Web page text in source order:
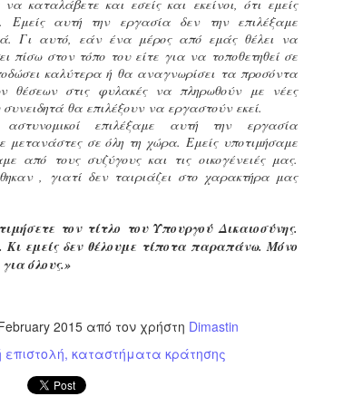
καταλάβετε και εσείς και εκείνοι, ότι εμείς
Εμείς αυτή την εργασία δεν την επιλέξαμε
Γι αυτό, εάν ένα μέρος από εμάς θέλει να
πίσω στον τόπο του είτε για να τοποθετηθεί σε
καλύτερα ή θα αναγνωρίσει τα προσόντα
θέσεων στις φυλακές να πληρωθούν με νέες
θα επιλέξουν να εργαστούν εκεί.
επιλέξαμε αυτή την εργασία
μετανάστες σε όλη τη χώρα. Εμείς υποτιμήσαμε
από τους συζύγους και τις οικογένειές μας.
, γιατί δεν ταιριάζει στο χαρακτήρα μας
τον τίτλο του Υπουργού Δικαιοσύνης.
εμείς δεν θέλουμε τίποτα παραπάνω. Μόνο
όλους.»
2015 από τον χρήστη Dimastin
επιστολή καταστήματα κράτησης
τις διατάξεις του
έντονα στην παρουσία των
ελεγκτών, με αποτέλεσμα να
δημιουργηθεί ένταση στο
σημείο.
1,36% τις θέσεις στάθμευσης για άτομα με
εγκαταλελειμμένα οχήματα
μέσα σε τρεις μήνες από τους δρόμους.
βήματα και προσήλωση στο όραμα για μια πόλη
λειτουργική και δίκαιη, ο Δήμος Σερρών
υλοποίηση του Σχεδίου Βιώσιμης Αστικής
(ΣΒΑΚ).
Αστυνομία Σερρών : Αυτόφορη διαδικασία
πρόστιμο 3.000€ σε πολίτη για
κοπές δέντρων στην περιοχή Καλλιθέα
και Τμήμα Πρασίνου του Δήμου Σερρών
Καλλιθέα
και άμεσα αντανακλαστικά
καταστροφής αστικού πρασίνου.
πραγματοποιήθηκε συντονισμένη
από το Τμήμα Δημοτικής Αστυνομίας σε συνεργασία
Πρασίνου του Δήμου Σερρών.
ΥΠ.ΕΣ. με θέμα: «Παροχή οδηγιών
με το πρόγραμμα εισαγωγικής
των διορισθέντος Δημοτικών
της προκήρυξης 1K/2024» - Στα